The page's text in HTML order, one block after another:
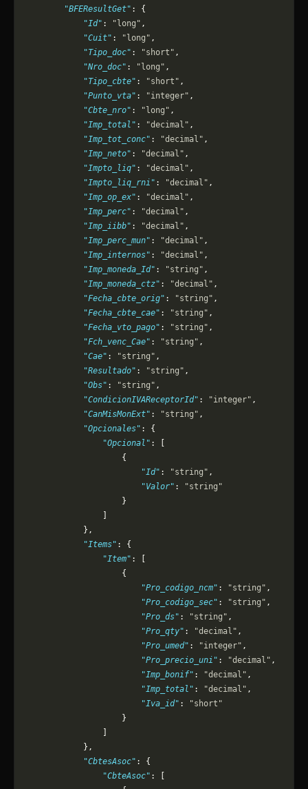
        "BFEResultGet"
: {
            "Id"
: "long" ,
            "Cuit"
: "long" ,
            "Tipo_doc"
: "short" ,
            "Nro_doc"
: "long" ,
            "Tipo_cbte"
: "short" ,
            "Punto_vta"
: "integer" ,
            "Cbte_nro"
: "long" ,
            "Imp_total"
: "decimal" ,
            "Imp_tot_conc"
: "decimal" ,
            "Imp_neto"
: "decimal" ,
            "Impto_liq"
: "decimal" ,
            "Impto_liq_rni"
: "decimal" ,
            "Imp_op_ex"
: "decimal" ,
            "Imp_perc"
: "decimal" ,
            "Imp_iibb"
: "decimal" ,
            "Imp_perc_mun"
: "decimal" ,
            "Imp_internos"
: "decimal" ,
            "Imp_moneda_Id"
: "string" ,
            "Imp_moneda_ctz"
: "decimal" ,
            "Fecha_cbte_orig"
: "string" ,
            "Fecha_cbte_cae"
: "string" ,
            "Fecha_vto_pago"
: "string" ,
            "Fch_venc_Cae"
: "string" ,
            "Cae"
: "string" ,
            "Resultado"
: "string" ,
            "Obs"
: "string" ,
            "CondicionIVAReceptorId"
: "integer" ,
            "CanMisMonExt"
: "string" ,
            "Opcionales"
: {
                "Opcional"
: [
                    {
                        "Id"
: "string" ,
                        "Valor"
:
"string"
                    }
            },
            "Items"
: {
                "Item"
: [
                    {
                        "Pro_codigo_ncm"
: "string" ,
                        "Pro_codigo_sec"
: "string" ,
                        "Pro_ds"
: "string" ,
                        "Pro_qty"
: "decimal" ,
                        "Pro_umed"
: "integer" ,
                        "Pro_precio_uni"
: "decimal" ,
                        "Imp_bonif"
: "decimal" ,
                        "Imp_total"
: "decimal" ,
                        "Iva_id"
:
"short"
                    }
            },
            "CbtesAsoc"
: {
                "CbteAsoc"
: [